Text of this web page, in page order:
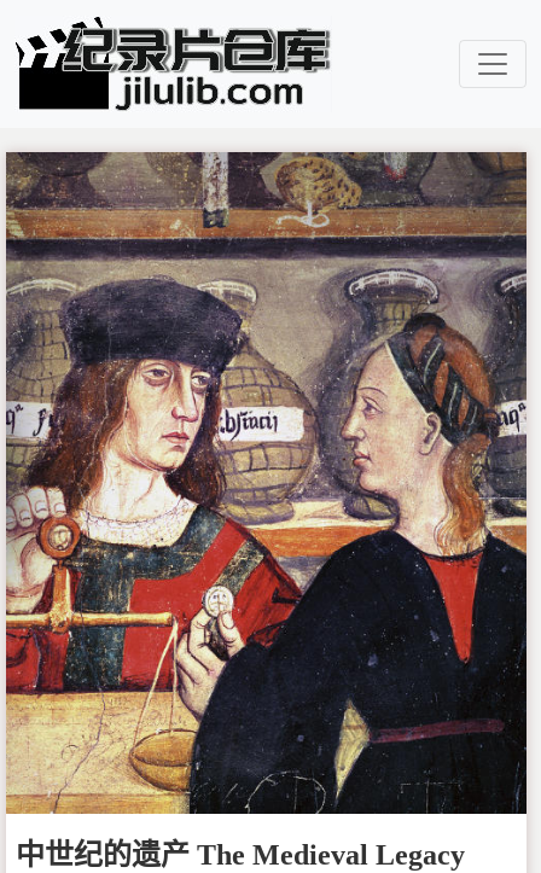
中世纪的遗产 The Medieval Legacy